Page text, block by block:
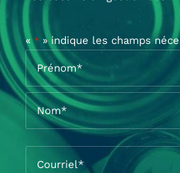
«* » indique les champs
Nom
*
Prénom*